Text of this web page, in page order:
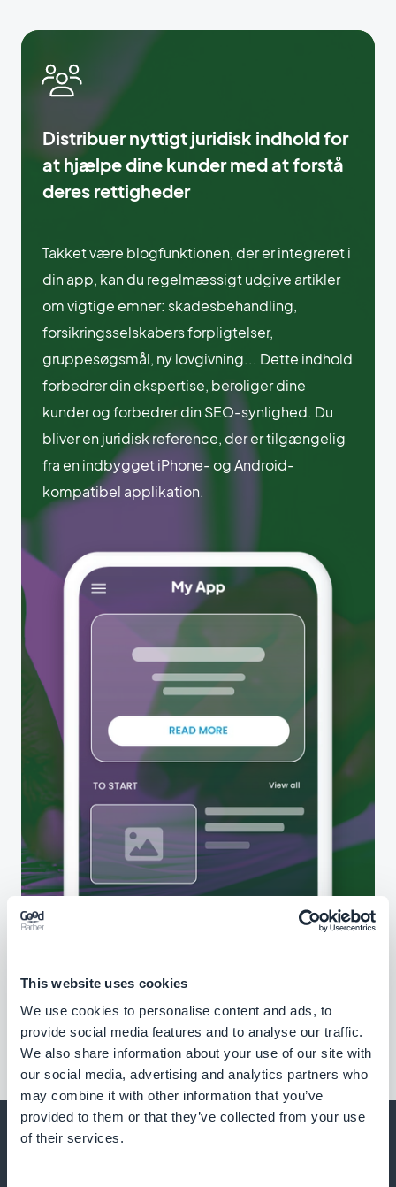
This website uses cookies
We use cookies to personalise content and ads, to
provide social media features and to analyse our traffic.
We also share information about your use of our site with
our social media, advertising and analytics partners who
may combine it with other information that you’ve
provided to them or that they’ve collected from your use
of their services.
Distribuer nyttigt juridisk indhold for
at hjælpe dine kunder med at forstå
deres rettigheder
Takket være blogfunktionen, der er integreret i
din app, kan du regelmæssigt udgive artikler
om vigtige emner: skadesbehandling,
forsikringsselskabers forpligtelser,
gruppesøgsmål, ny lovgivning... Dette indhold
forbedrer din ekspertise, beroliger dine
kunder og forbedrer din SEO-synlighed. Du
bliver en juridisk reference, der er tilgængelig
fra en indbygget iPhone- og Android-
kompatibel applikation.